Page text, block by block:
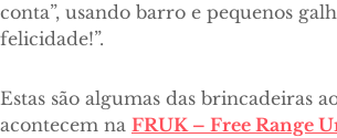
conta”, usando barro e pequenos
felicidade!”.
Estas são algumas das brincadeiras
acontecem na FRUK – Free Range